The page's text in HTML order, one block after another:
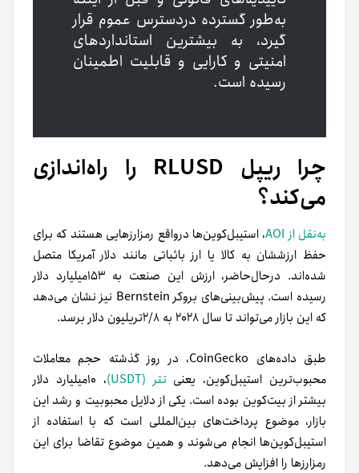
به‌طور گسترده در‌دسترس عموم قرار
گیرد، به بیشترین استانداردهای
امنیتی و کارایی و قابلیت اطمینان
رسیده است.
چرا ریپل RLUSD را راه‌اندازی
می‌کند؟
به‌نقل از AOI
، استیبل‌کوین‌ها درواقع رمزارزهایی هستند که برای
حفظ ارزششان به کالا یا ارز باثباتی مانند دلار آمریکا متصل
شده‌اند. در‌حال‌حاضر، ارزش این صنعت به ۱۵۳میلیارد دلار
رسیده است. پیش‌بینی‌های بروکر Bernstein نیز نشان می‌دهد
که این بازار می‌تواند تا سال ۲۰۲۸ به ۲/۸تریلیون دلار برسد.
طبق داده‌های CoinGecko، در روز گذشته حجم معاملات
محبوب‌ترین استیبل‌کوین، یعنیتتر (USDT)
، ۱۰میلیارد دلار
بیشتر از بیت‌کوین بوده است. یکی از دلایل محبوبیت و رشد این
بازار، موضوع پرداخت‌های بین‌المللی است که با استفاده از
استیبل‌کوین‌ها انجام می‌شوند و همین موضوع تقاضا برای این
رمزارزها را افزایش می‌دهد.